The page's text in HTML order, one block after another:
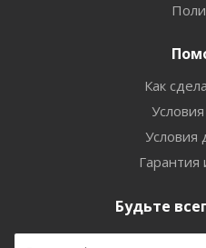
Как
Условия
Гарантия
Будьте